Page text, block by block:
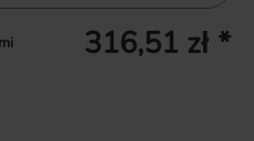
316,51 zł *